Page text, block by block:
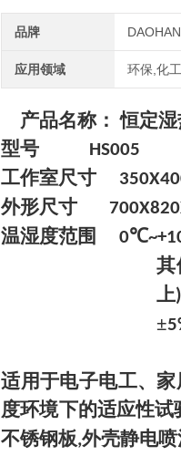
品牌
应用领域 环保,化
产品名称： 恒定
型号
HS005
工作室尺寸
外形尺寸
温湿度范围 0℃
其
上)
±
适用于电子电工、
度环境下的适应性
不锈钢板,外壳静电